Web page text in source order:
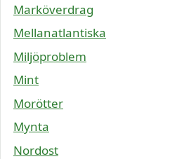
Marköverdrag
Mellanatlantiska
Miljöproblem
Mint
Morötter
Mynta
Nordost